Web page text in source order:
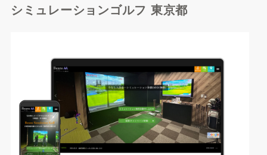
シミュレーションゴルフ 東京都